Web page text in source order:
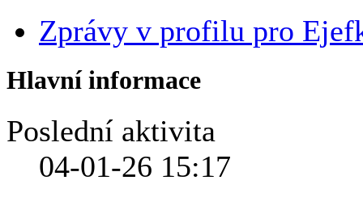
Zprávy v profilu pro
Hlavní informace
Poslední aktivita
04-01-26 15:17